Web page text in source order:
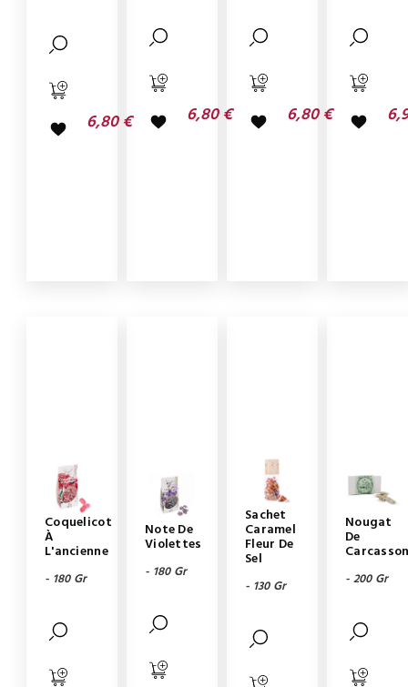
6,80 € 6,80 € 6,80 €
Coquelicot
À
L'ancienne
- 180 Gr
Note De
Violettes
- 180 Gr
Sachet
Caramel
Fleur De
Sel
- 130 Gr
Nougat
De
- 200 Gr